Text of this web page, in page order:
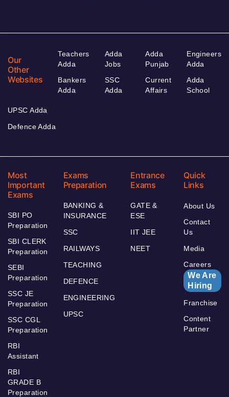
Our
Other
Websites
Teachers
Adda
Bankers
Adda
Adda
Jobs
SSC
Adda
Adda
Punjab
Current
Affairs
Engineers
Adda
Adda
School
UPSC Adda
Defence Adda
Most
Important
Exams
SBI PO
Preparation
SBI CLERK
Preparation
SEBI
Preparation
SSC JE
Preparation
SSC CGL
Preparation
RBI
Assistant
RBI
GRADE B
Preparation
Exams
Preparation
BANKING &
INSURANCE
SSC
RAILWAYS
TEACHING
DEFENCE
ENGINEERING
UPSC
Entrance
Exams
GATE &
ESE
IIT JEE
NEET
Quick
Links
About Us
Contact
Us
Media
Careers
We Are
Hiring
Franchise
Content
Partner